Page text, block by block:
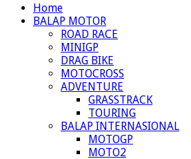
Home
BALAP MOTOR
ROAD RACE
MINIGP
DRAG BIKE
MOTOCROSS
ADVENTURE
GRASSTRACK
TOURING
BALAP INTERNASIONAL
MOTOGP
MOTO2